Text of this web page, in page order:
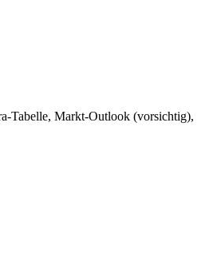
Tabelle, Markt-Outlook (vorsichtig),